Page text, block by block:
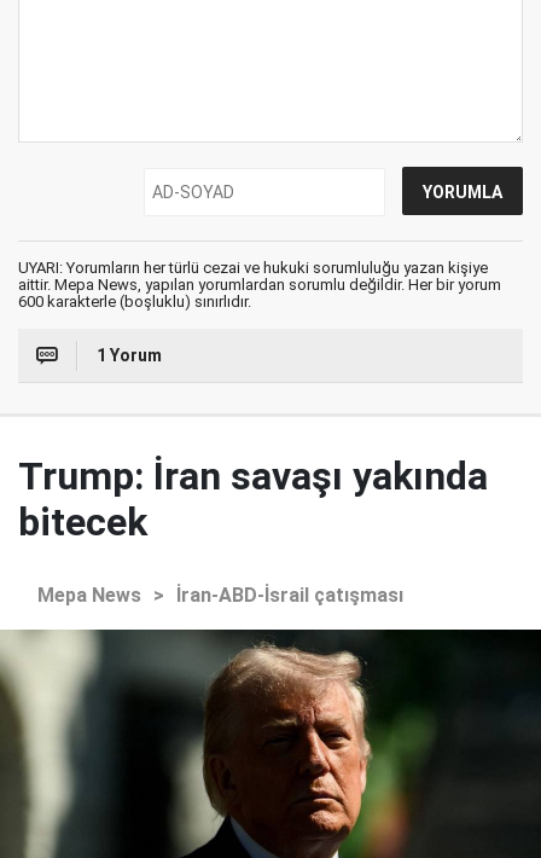
UYARI: Yorumların her türlü cezai ve hukuki sorumluluğu yazan kişiye
aittir. Mepa News, yapılan yorumlardan sorumlu değildir. Her bir yorum
600 karakterle (boşluklu) sınırlıdır.
1 Yorum
Trump: İran savaşı yakında
bitecek
Mepa News > İran-ABD-İsrail çatışması